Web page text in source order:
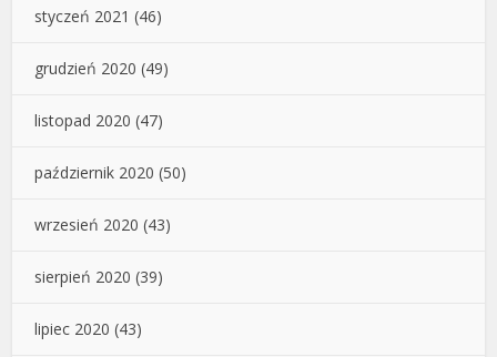
styczeń 2021 (46)
grudzień 2020 (49)
listopad 2020 (47)
październik 2020 (50)
wrzesień 2020 (43)
sierpień 2020 (39)
lipiec 2020 (43)